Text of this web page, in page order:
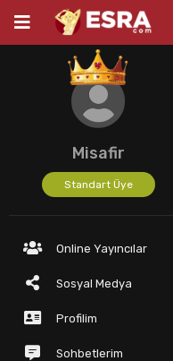
Misafir
Standart Üye
Online Yayıncılar
Sosyal Medya
Profilim
Sohbetlerim